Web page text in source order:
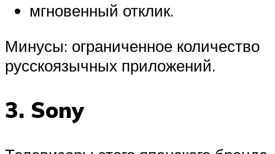
мгновенный отклик.
Минусы: ограниченное количество
русскоязычных приложений.
3. Sony